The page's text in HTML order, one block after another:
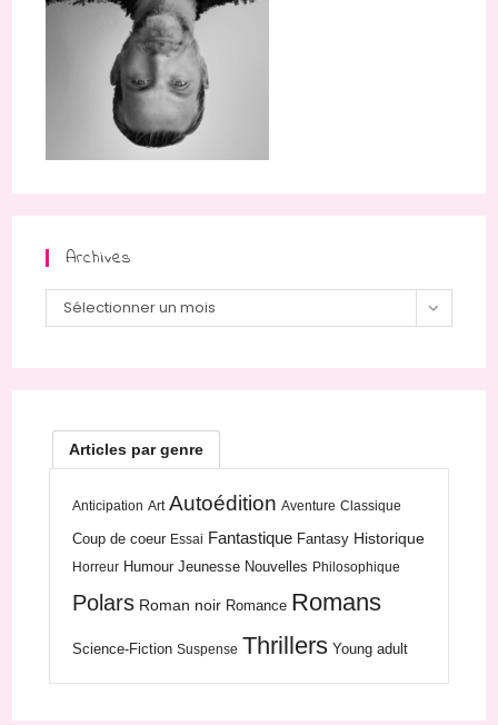
Archives
Sélectionner un mois
Articles par genre
Anticipation Art Autoédition Aventure Classique
Coup de coeur Essai Fantastique Fantasy Historique
Horreur Humour Jeunesse Nouvelles Philosophique
Polars Roman noir Romance Romans
Science-Fiction Suspense Thrillers Young adult